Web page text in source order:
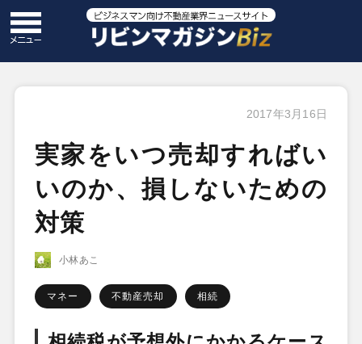
2017年3月16日
実家をいつ売却すればい
いのか、損しないための
対策
小林あこ
マネー 不動産売却 相続